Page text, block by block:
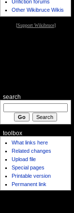
Unfiction forums
Other Wikibruce Wikis
[Support Wikibruce]
search
toolbox
What links here
Related changes
Upload file
Special pages
Printable version
Permanent link